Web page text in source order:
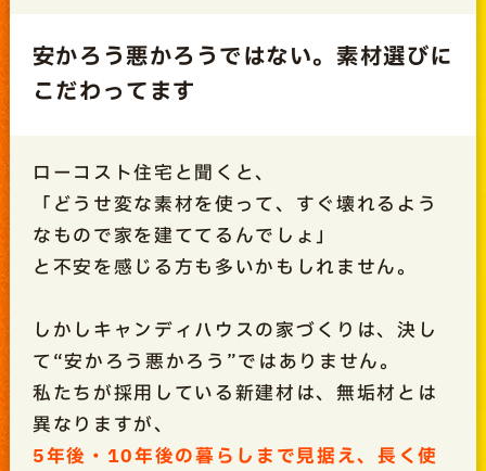
安かろう悪かろうではない。素材選びに
こだわってます
ローコスト住宅と聞くと、
「どうせ変な素材を使って、すぐ壊れるよう
なもので家を建ててるんでしょ」
と不安を感じる方も多いかもしれません。
しかしキャンディハウスの家づくりは、決し
て“安かろう悪かろう”ではありません。
私たちが採用している新建材は、無垢材とは
異なりますが、
5年後・10年後の暮らしまで見据え、長く使